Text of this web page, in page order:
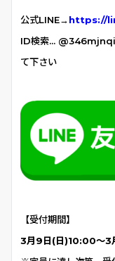
公式LINE→https://
ID検索… @346mjnqi
て下さい
【受付期間】
3月9日(日)10:00〜3